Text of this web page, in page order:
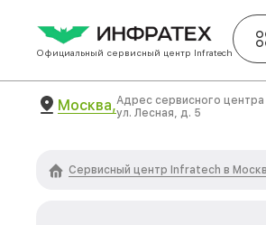
Официальный сервисный центр Infratech
Москва,Адрес сервисного центра
ул. Лесная, д. 5
Сервисный центр Infratech в